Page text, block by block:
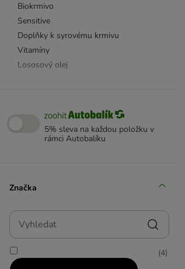
Biokrmivo
Sensitive
Doplňky k syrovému krmivu
Vitamíny
Lososový olej
Pro seniory
Pro alergiky
Diabetes
Ledvinová dieta
Růst & výkon
Péče o zuby
Žaludek & střeva
Polovhlké granule
5% sleva na každou položku v
rámci Autobalíku
Značka
Vyhledat
(4)